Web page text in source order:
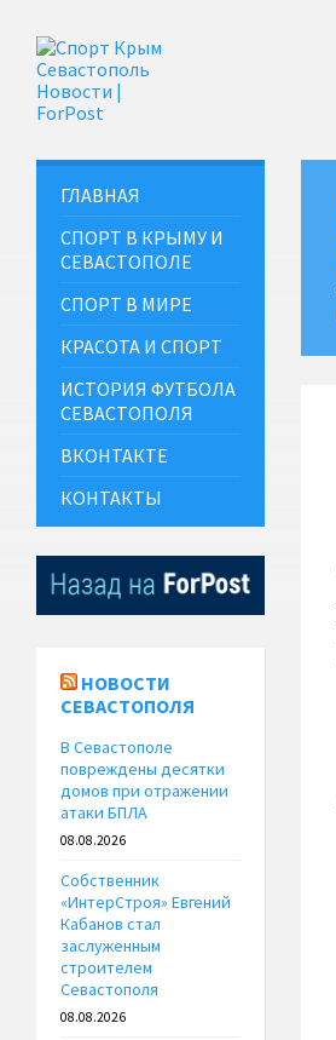
ГЛАВНАЯ
СПОРТ В КРЫМУ И
СЕВАСТОПОЛЕ
СПОРТ В МИРЕ
КРАСОТА И СПОРТ
ИСТОРИЯ ФУТБОЛА
СЕВАСТОПОЛЯ
ВКОНТАКТЕ
КОНТАКТЫ
НОВОСТИ
СЕВАСТОПОЛЯ
В Севастополе
повреждены десятки
домов при отражении
атаки БПЛА
08.08.2026
Собственник
«ИнтерСтроя» Евгений
Кабанов стал
заслуженным
строителем
Севастополя
08.08.2026